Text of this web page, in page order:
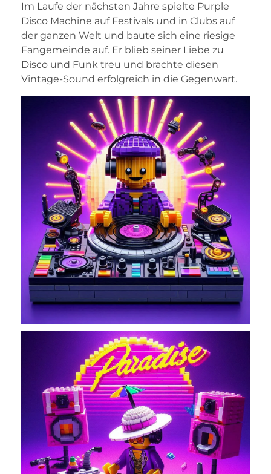
Im Laufe der nächsten Jahre spielte Purple
Disco Machine auf Festivals und in Clubs auf
der ganzen Welt und baute sich eine riesige
Fangemeinde auf. Er blieb seiner Liebe zu
Disco und Funk treu und brachte diesen
Vintage-Sound erfolgreich in die Gegenwart.